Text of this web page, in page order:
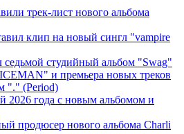
трек-лист нового альбома
клип на новый сингл "vampire
студийный альбом "Swag"
и премьера новых треков
"." (Period)
2026 года с новым альбомом и
продюсер нового альбома Charli